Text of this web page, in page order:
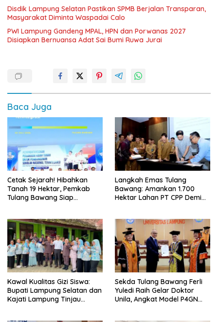
Disdik Lampung Selatan Pastikan SPMB Berjalan Transparan,
Masyarakat Diminta Waspadai Calo
PWI Lampung Gandeng MPAL, HPN dan Porwanas 2027
Disiapkan Bernuansa Adat Sai Bumi Ruwa Jurai
Baca Juga
Cetak Sejarah! Hibahkan
Tanah 19 Hektar, Pemkab
Tulang Bawang Siap
Lampung
Langkah Emas Tulang
Bawang: Amankan 1.700
Hektar Lahan PT CPP Demi
Kawal Kualitas Gizi Siswa:
Bupati Lampung Selatan dan
Kajati Lampung Tinjau
Sekda Tulang Bawang Ferli
Yuledi Raih Gelar Doktor
Unila, Angkat Model P4GN